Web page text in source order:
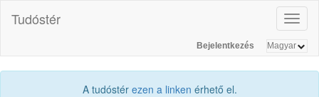
Tudóstér
Bejelentkezés
A tudóstér ezen a linken érhető el.